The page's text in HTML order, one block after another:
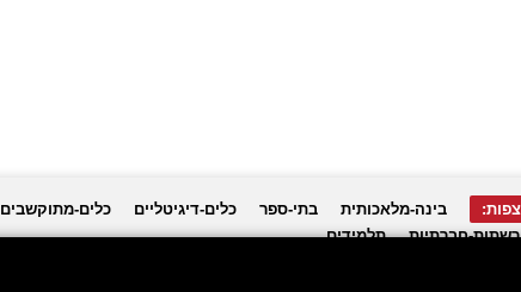
בינה-מלאכותית בתי-ספר כלים-דיגיטליים כלים-מתוקשבים
רשתות-חברתיות תלמידים